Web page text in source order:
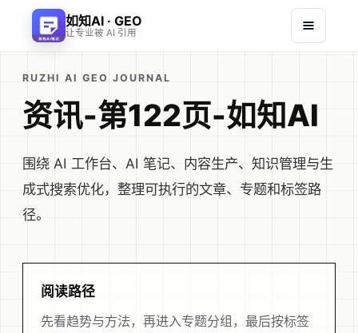
如知AI · GEO
让专业被 AI 引用
RUZHI AI GEO JOURNAL
资讯-第122页-如知AI
围绕 AI 工作台、AI 笔记、内容生产、知识管理与生
成式搜索优化，整理可执行的文章、专题和标签路
径。
阅读路径
先看趋势与方法，再进入专题分组，最后按标签